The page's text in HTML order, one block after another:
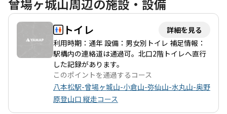
くため、歩きやすさが際立っています。 登山者たちの体験から
は、達成感や開放感が感じられ、特に曾場ヶ城山の城跡からの眺
望は絶景です。ここでは、東広島市街を一望できるスポットがあ
り、休憩にも最適です。また、山頂にはベンチも設置されてお
り、ゆったりとした時間を過ごすことができます。 ただし、コー
ス上には倒木や岩場が点在しており、特に小倉山から弥仙山にか
けては注意が必要です。道迷いのリスクもあるため、GPSや地図
をしっかりと活用することが推奨されます。特に、秋風を感じる
季節には、蜘蛛の巣が多くなるため、顔面アタックに注意が必要
です。 また、登山後には瀬野駅までの舗装路を歩く必要があり、
曾場ヶ城山周辺の施設・設備
トイレ
詳細を見る
利用時期：通年 設備：男女別トイレ 補足情報：
駅構内の連絡道は通過可。北口2階トイレへ直行
した記録があります。
このポイントを通過するコース
八本松駅-曾場ヶ城山-小倉山-弥仙山-水丸山-奥野
原登山口 縦走コース